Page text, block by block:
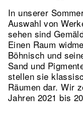
In unserer
Auswahl von
sehen sind
Einen Raum
Böhnisch und
Sand und
stellen sie
Räumen dar. Wir
Jahren 2021 bis